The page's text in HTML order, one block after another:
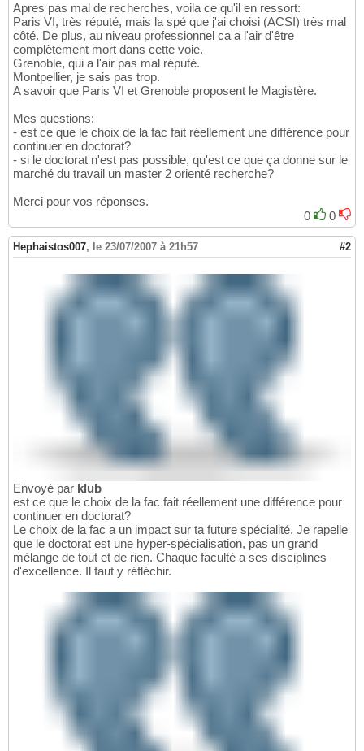
Apres pas mal de recherches, voila ce qu'il en ressort:
Paris VI, très réputé, mais la spé que j'ai choisi (ACSI) très mal
côté. De plus, au niveau professionnel ca a l'air d'être
complètement mort dans cette voie.
Grenoble, qui a l'air pas mal réputé.
Montpellier, je sais pas trop.
A savoir que Paris VI et Grenoble proposent le Magistère.
Mes questions:
- est ce que le choix de la fac fait réellement une différence pour
continuer en doctorat?
- si le doctorat n'est pas possible, qu'est ce que ça donne sur le
marché du travail un master 2 orienté recherche?
Merci pour vos réponses.
0
0
Hephaistos007, le 23/07/2007 à 21h57 #2
Envoyé par klub
est ce que le choix de la fac fait réellement une différence pour
continuer en doctorat?
Le choix de la fac a un impact sur ta future spécialité. Je rapelle
que le doctorat est une hyper-spécialisation, pas un grand
mélange de tout et de rien. Chaque faculté a ses disciplines
d'excellence. Il faut y réfléchir.